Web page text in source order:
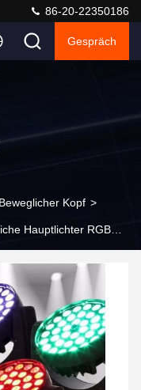
86-20-22350186
Gespräch
Kopf >
Hauptlichter RGBW